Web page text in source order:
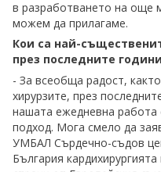
в разработването на още
можем да прилагаме.
Кои са най-
през последните
- За всеобща радост,
хирурзите, през
нашата ежедневна работа
подход. Мога смело да
УМБАЛ Сърдечно-съдов
България